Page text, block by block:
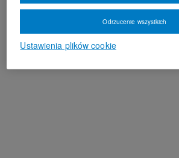
Ustawienia plików cookie
Odrzucenie wszystkich